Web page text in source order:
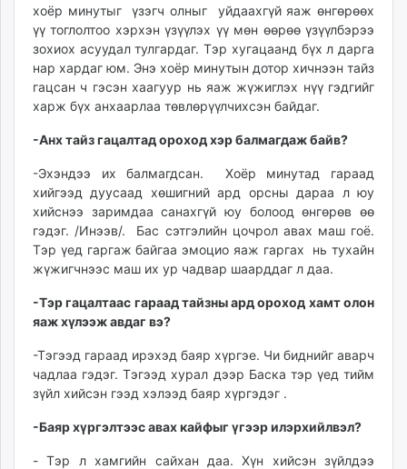
хоёр минутыг үзэгч олныг уйдаахгүй яаж өнгөрөөх
үү тоглолтоо хэрхэн үзүүлэх үү мөн өөрөө үзүүлбэрээ
зохиох асуудал тулгардаг. Тэр хугацаанд бүх л дарга
нар хардаг юм. Энэ хоёр минутын дотор хичнээн тайз
гацсан ч гэсэн хаагуур нь яаж жүжиглэх нүү гэдгийг
харж бүх анхаарлаа төвлөрүүлчихсэн байдаг.
-Анх тайз гацалтад ороход хэр балмагдаж байв?
-Эхэндээ их балмагдсан. Хоёр минутад гараад
хийгээд дуусаад хөшигний ард орсны дараа л юу
хийснээ заримдаа санахгүй юу болоод өнгөрөв өө
гэдэг. /Инээв/. Бас сэтгэлийн цочрол авах маш гоё.
Тэр үед гаргаж байгаа эмоцио яаж гаргах нь тухайн
жүжигчнээс маш их ур чадвар шаарддаг л даа.
-Тэр гацалтаас гараад тайзны ард ороход хамт олон
яаж хүлээж авдаг вэ?
-Тэгээд гараад ирэхэд баяр хүргэе. Чи биднийг аварч
чадлаа гэдэг. Тэгээд хурал дээр Баска тэр үед тийм
зүйл хийсэн гээд хэлээд баяр хүргэдэг .
-Баяр хүргэлтээс авах кайфыг үгээр илэрхийлвэл?
- Тэр л хамгийн сайхан даа. Хүн хийсэн зүйлдээ